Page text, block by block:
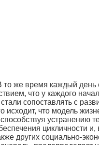
же время каждый день
что у каждого
сопоставлять с
что модель
устранению
цикличности и,
других социально-